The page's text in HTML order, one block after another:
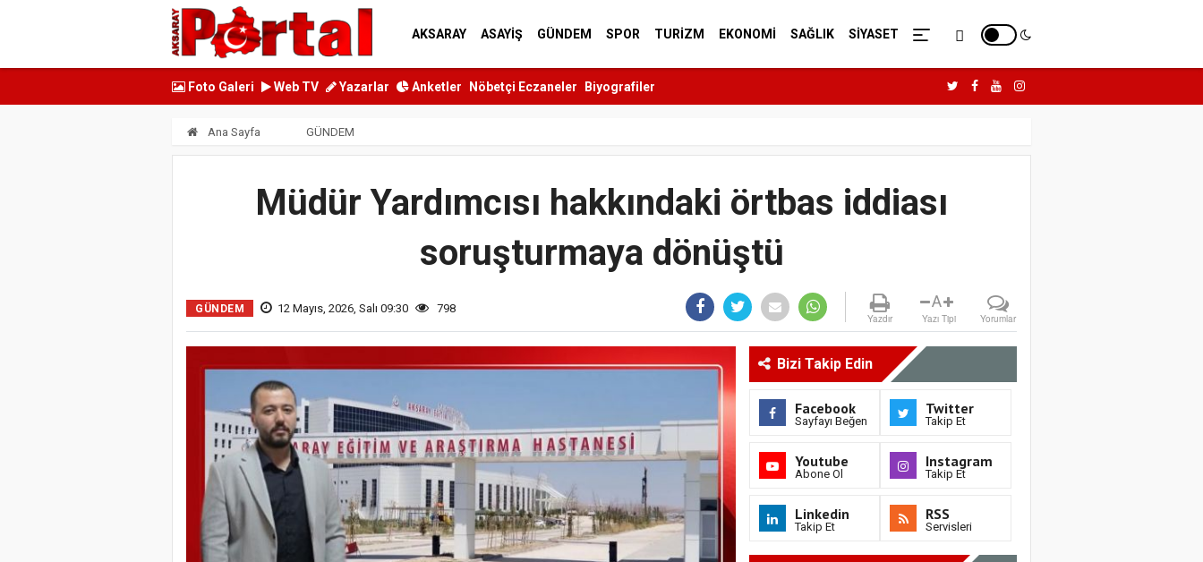
AKSARAY ASAYİŞ GÜNDEM SPOR TURİZM EKONOMİ SAĞLIK SİYASET
Foto Galeri Web TV Yazarlar Anketler Nöbetçi Eczaneler Biyografiler
Ana Sayfa GÜNDEM
Müdür Yardımcısı hakkındaki örtbas iddiası
soruşturmaya dönüştü
GÜNDEM 12 Mayıs, 2026, Salı 09:30 798
Yazdır
A
Yazı Tipi Yorumlar
Bizi Takip Edin
Facebook
Sayfayı Beğen
Twitter
Takip Et
Youtube
Abone Ol
Instagram
Takip Et
Linkedin
Takip Et
RSS
Servisleri